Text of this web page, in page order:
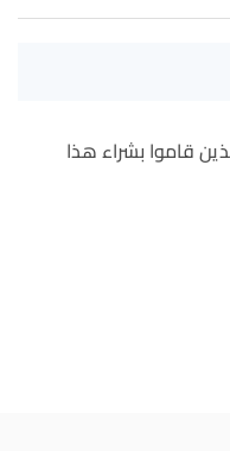
قاموا بشراء هذا